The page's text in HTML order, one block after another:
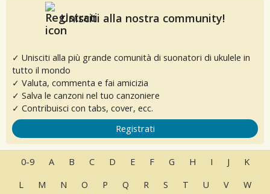
Unisciti alla nostra community!
✓ Unisciti alla più grande comunità di suonatori di ukulele in
tutto il mondo
✓ Valuta, commenta e fai amicizia
✓ Salva le canzoni nel tuo canzoniere
✓ Contribuisci con tabs, cover, ecc.
Registrati
0-9 A B C D E F G H I J
K
L
M N O P Q R S T U V W